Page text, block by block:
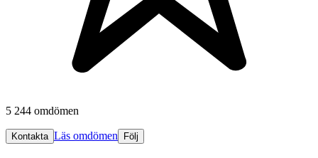
5 244 omdömen
Kontakta Läs omdömen Följ